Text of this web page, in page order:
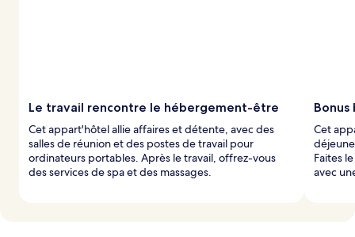
Le travail rencontre le hébergement-être
Cet appart'hôtel allie affaires et détente, avec des
salles de réunion et des postes de travail pour
ordinateurs portables. Après le travail, offrez-vous
des services de spa et des massages.
Cet
Faites
avec